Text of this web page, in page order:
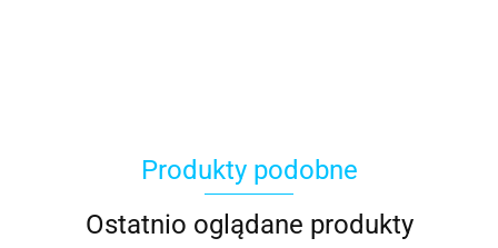
ACOOL TOY
Produkty podobne
Ostatnio oglądane produkty